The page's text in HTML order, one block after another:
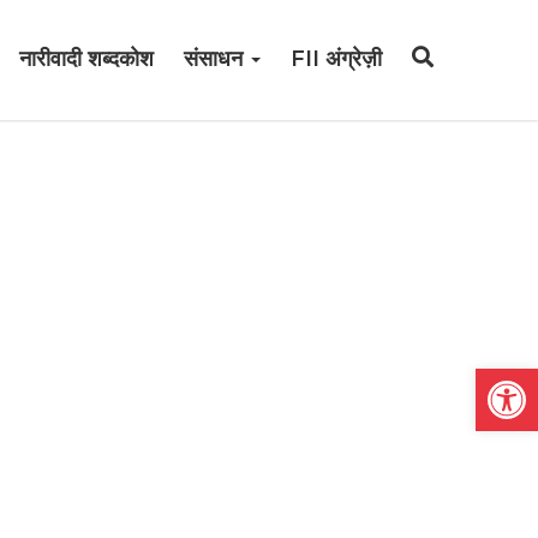
नारीवादी शब्दकोश संसाधन FII अंग्रेज़ी